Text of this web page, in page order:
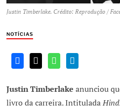
Justin Timberlake. Crédito: Reprodução /
NOTÍCIAS
Justin Timberlake anunciou
livro da carreira. Intitulada